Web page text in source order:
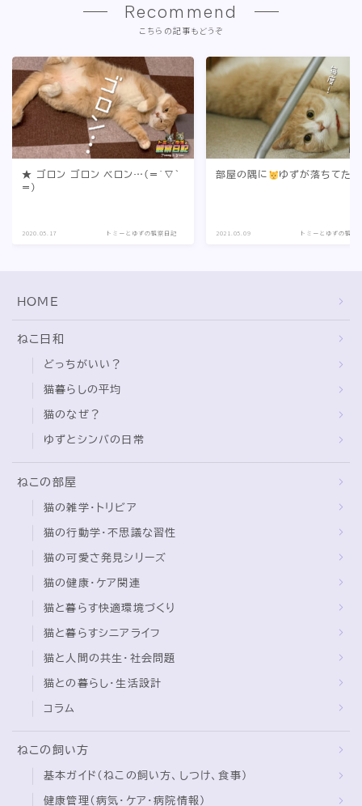
Recommend
こちらの記事もどうぞ
★ ゴロン ゴロン ベロン…(=´∇｀
=)
部屋の隅に ゆずが落ちてた…
ねこ日和
どっちがいい？
猫暮らしの平均
猫のなぜ？
ゆずとシンバの日常
ねこの部屋
猫の雑学・トリビア
猫の行動学・不思議な習性
猫の可愛さ発見シリーズ
猫の健康・ケア関連
猫と暮らす快適環境づくり
猫と暮らすシニアライフ
猫と人間の共生・社会問題
猫との暮らし・生活設計
コラム
ねこの飼い方
基本ガイド（ねこの飼い方、しつけ、食事）
健康管理（病気・ケア・病院情報）